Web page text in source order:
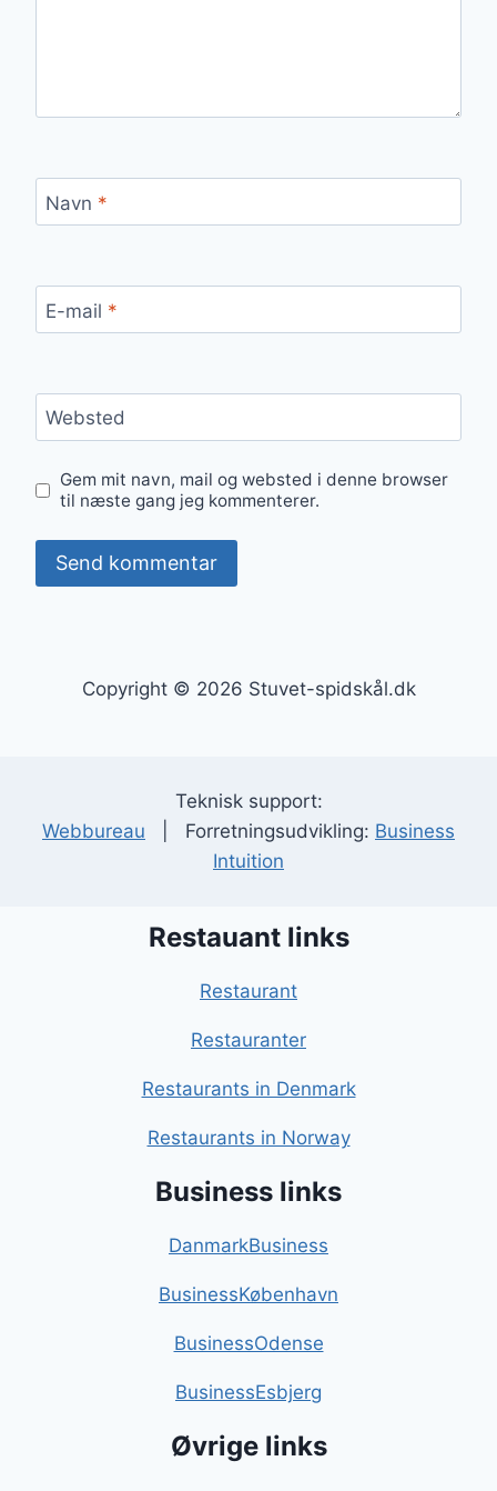
Navn *
E-mail *
Websted
Gem mit navn, mail og websted i denne browser
til næste gang jeg kommenterer.
Copyright © 2026 Stuvet-spidskål.dk
Teknisk support:
Webbureau | Forretningsudvikling: Business
Intuition
Restauant links
Restaurant
Restauranter
Restaurants in Denmark
Restaurants in Norway
Business links
DanmarkBusiness
BusinessKøbenhavn
BusinessOdense
BusinessEsbjerg
Øvrige links